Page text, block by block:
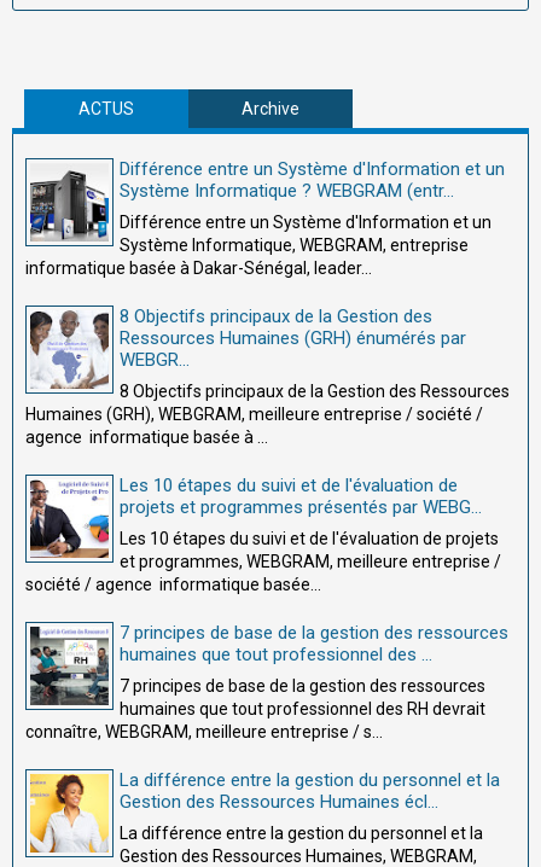
ACTUS Archive
Différence entre un Système d'Information et un
Système Informatique ? WEBGRAM (entr...
Différence entre un Système d'Information et un
Système Informatique, WEBGRAM, entreprise
informatique basée à Dakar-Sénégal, leader...
8 Objectifs principaux de la Gestion des
Ressources Humaines (GRH) énumérés par
WEBGR...
8 Objectifs principaux de la Gestion des Ressources
Humaines (GRH), WEBGRAM, meilleure entreprise / société /
agence informatique basée à ...
Les 10 étapes du suivi et de l'évaluation de
projets et programmes présentés par WEBG...
Les 10 étapes du suivi et de l'évaluation de projets
et programmes, WEBGRAM, meilleure entreprise /
société / agence informatique basée...
7 principes de base de la gestion des ressources
humaines que tout professionnel des ...
7 principes de base de la gestion des ressources
humaines que tout professionnel des RH devrait
connaître, WEBGRAM, meilleure entreprise / s...
La différence entre la gestion du personnel et la
Gestion des Ressources Humaines écl...
La différence entre la gestion du personnel et la
Gestion des Ressources Humaines, WEBGRAM,